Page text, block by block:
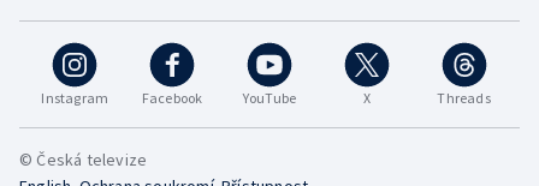
Instagram Facebook YouTube X Threads
© Česká televize